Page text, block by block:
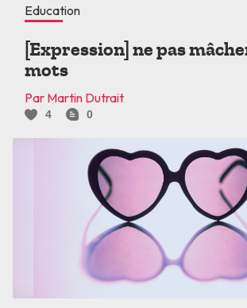
Education
[Expression] ne pas
mots
Par Martin Dutrait
4 0